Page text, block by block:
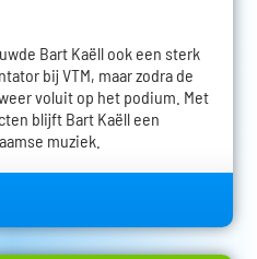
Bart Kaëll ook een sterk
bij VTM, maar zodra de
voluit op het podium. Met
blijft Bart Kaëll een
muziek.